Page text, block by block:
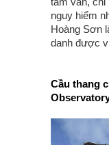
nguy hiểm
Hoàng Sơn
danh được
Cầu thang